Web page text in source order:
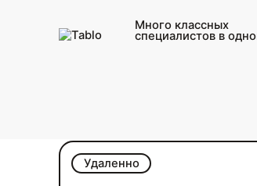
Много классных
специалистов в
Каталог
Удаленно